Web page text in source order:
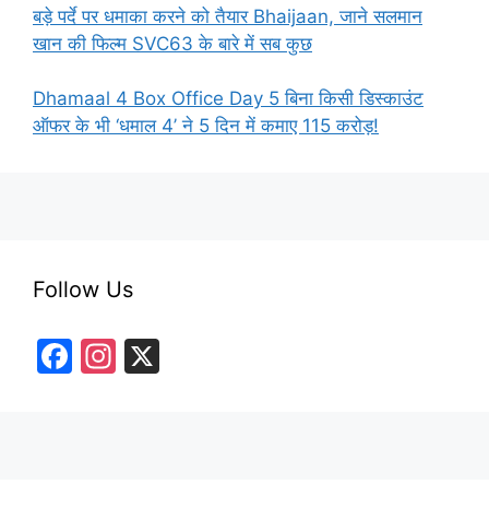
बड़े पर्दे पर धमाका करने को तैयार Bhaijaan, जाने सलमान
खान की फिल्म SVC63 के बारे में सब कुछ
Dhamaal 4 Box Office Day 5 बिना किसी डिस्काउंट
ऑफर के भी ‘धमाल 4’ ने 5 दिन में कमाए 115 करोड़!
Follow Us
F
In